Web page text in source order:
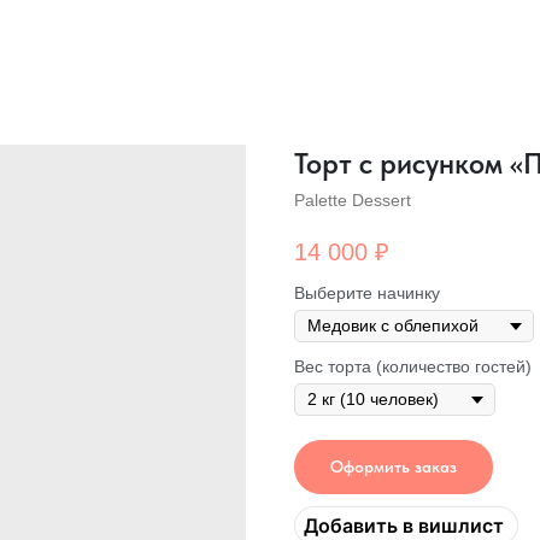
Торт с рисунком
Palette Dessert
14 000 ₽
Выберите начинку
Вес торта (количество гостей)
Оформить заказ
Добавить в вишлист